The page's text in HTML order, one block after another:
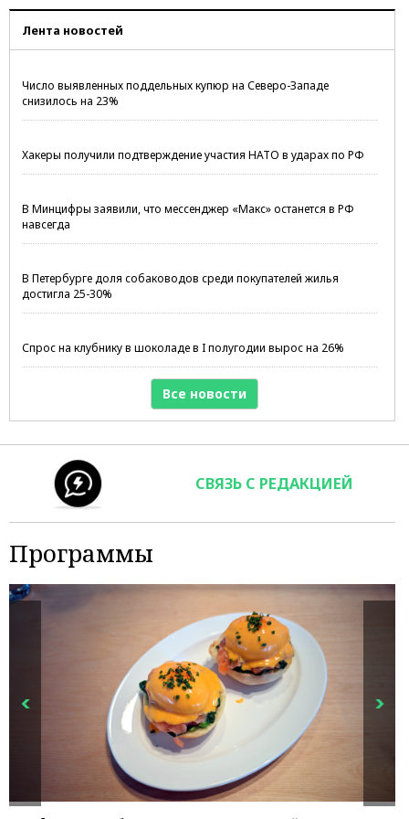
Лента новостей
Число выявленных поддельных купюр на Северо-Западе
снизилось на 23%
Хакеры получили подтверждение участия НАТО в ударах по РФ
В Минцифры заявили, что мессенджер «Макс» останется в РФ
навсегда
В Петербурге доля собаководов среди покупателей жилья
достигла 25-30%
Спрос на клубнику в шоколаде в I полугодии вырос на 26%
Все новости
СВЯЗЬ С РЕДАКЦИЕЙ
Программы